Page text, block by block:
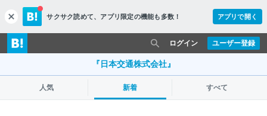
c
l
o
s
サクサク読めて、 アプリ限定の機能も多数！ アプリで開く
ユーザー登録
ログイン
『日本交通株式会社』
人気 新着 すべて